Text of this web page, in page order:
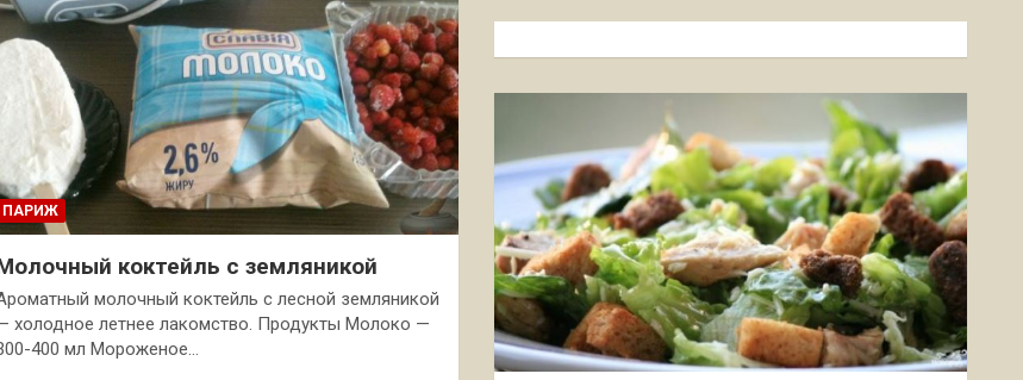
ПАРИЖ
коктейль с земляникой
молочный коктейль с лесной земляникой
холодное летнее лакомство. Продукты Молоко —
400 мл Мороженое…
к